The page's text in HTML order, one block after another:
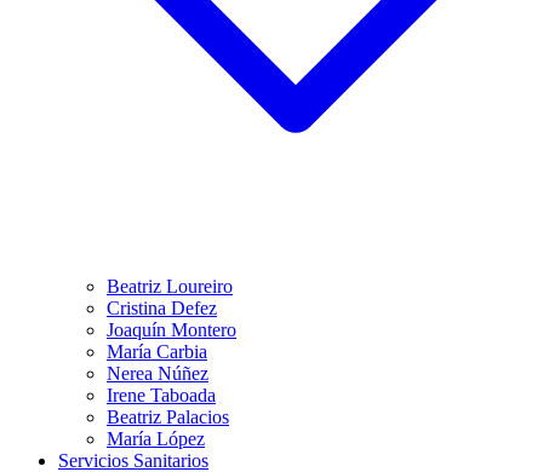
Beatriz Loureiro
Cristina Defez
Joaquín Montero
María Carbia
Nerea Núñez
Irene Taboada
Beatriz Palacios
María López
Servicios Sanitarios